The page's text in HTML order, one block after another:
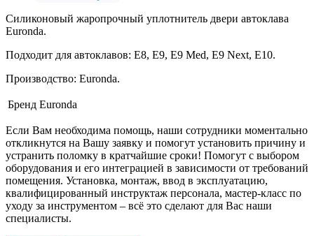
Силиконовый жаропрочный уплотнитель двери автоклава
Euronda.
Подходит для автоклавов: E8, E9, E9 Med, E9 Next, E10.
Производство: Euronda.
Бренд Euronda
Если Вам необходима помощь, наши сотрудники моментально
откликнутся на Вашу заявку и помогут установить причину и
устранить поломку в кратчайшие сроки! Помогут с выбором
оборудования и его интеграцией в зависимости от требований
помещения. Установка, монтаж, ввод в эксплуатацию,
квалифицированный инструктаж персонала, мастер-класс по
уходу за инструментом – всё это сделают для Вас наши
специалисты.